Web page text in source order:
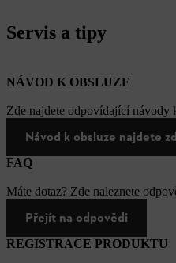
Servis a tipy
NÁVOD K OBSLUZE
Zde najdete odpovídající
Návod k obsluze najdete
FAQ
Máte dotaz? Zde naleznete
Přejít na odpovědi
REGISTRACE PRODUKTU